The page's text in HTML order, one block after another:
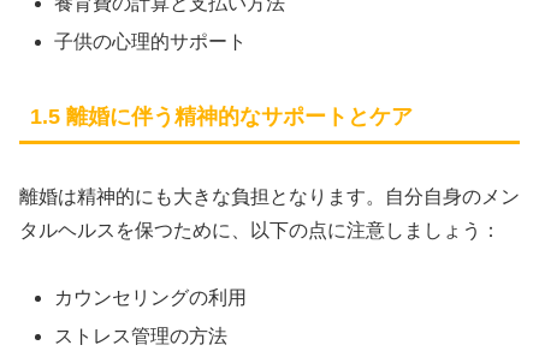
子供の心理的サポート
1.5 離婚に伴う精神的なサポートとケア
離婚は精神的にも大きな負担となります。自分自身のメン
タルヘルスを保つために、以下の点に注意しましょう：
カウンセリングの利用
ストレス管理の方法